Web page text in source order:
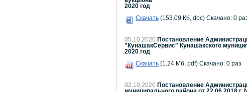
2020 год
Скачать (153.09 Кб, doc) Скачано: 0
05.10.2020 Постановление
"КунашакСервис" Кунашакского
2020 год
Скачать (1.24 Мб, pdf) Скачано: 0 раз
02.10.2020 Постановление